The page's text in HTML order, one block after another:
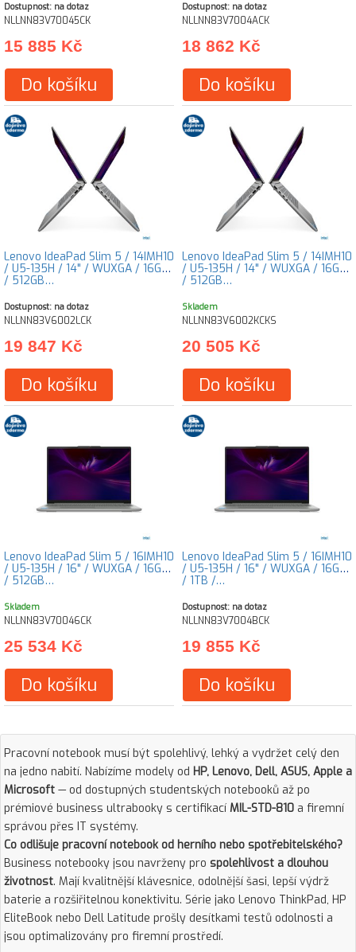
Dostupnost: na dotaz
NLLNN83V70045CK
15 885 Kč
Do košíku
Dostupnost: na dotaz
NLLNN83V7004ACK
18 862 Kč
Do košíku
Lenovo IdeaPad Slim 5 / 14IMH10
/ U5-135H / 14" / WUXGA / 16GB
/ 512GB…
Dostupnost: na dotaz
NLLNN83V6002LCK
19 847 Kč
Do košíku
Lenovo IdeaPad Slim 5 / 14IMH10
/ U5-135H / 14" / WUXGA / 16GB
/ 512GB…
Skladem
NLLNN83V6002KCKS
20 505 Kč
Do košíku
Lenovo IdeaPad Slim 5 / 16IMH10
/ U5-135H / 16" / WUXGA / 16GB
/ 512GB…
Skladem
NLLNN83V70046CK
25 534 Kč
Do košíku
Lenovo IdeaPad Slim 5 / 16IMH10
/ U5-135H / 16" / WUXGA / 16GB
/ 1TB /…
Dostupnost: na dotaz
NLLNN83V7004BCK
19 855 Kč
Do košíku
Pracovní notebook musí být spolehlivý, lehký a vydržet celý den
na jedno nabití. Nabízíme modely od HP, Lenovo, Dell, ASUS, Apple a
Microsoft — od dostupných studentských notebooků až po
prémiové business ultrabooky s certifikací MIL-STD-810 a firemní
správou přes IT systémy.
Co odlišuje pracovní notebook od herního nebo spotřebitelského?
Business notebooky jsou navrženy pro spolehlivost a dlouhou
životnost. Mají kvalitnější klávesnice, odolnější šasi, lepší výdrž
baterie a rozšiřitelnou konektivitu. Série jako Lenovo ThinkPad, HP
EliteBook nebo Dell Latitude prošly desítkami testů odolnosti a
jsou optimalizovány pro firemní prostředí.